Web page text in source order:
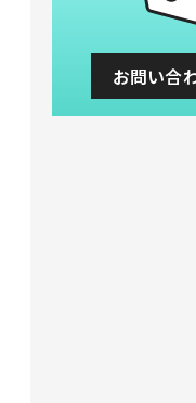
お問い合